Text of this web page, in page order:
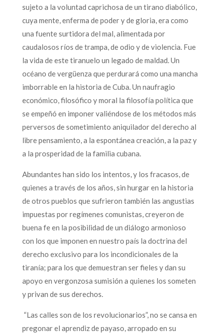
sujeto a la voluntad caprichosa de un tirano diabólico,
cuya mente, enferma de poder y de gloria, era como
una fuente surtidora del mal, alimentada por
caudalosos ríos de trampa, de odio y de violencia. Fue
la vida de este tiranuelo un legado de maldad. Un
océano de vergüenza que perdurará como una mancha
imborrable en la historia de Cuba. Un naufragio
económico, filosófico y moral la filosofía política que
se empeñó en imponer valiéndose de los métodos más
perversos de sometimiento aniquilador del derecho al
libre pensamiento, a la espontánea creación, a la paz y
a la prosperidad de la familia cubana.
Abundantes han sido los intentos, y los fracasos, de
quienes a través de los años, sin hurgar en la historia
de otros pueblos que sufrieron también las angustias
impuestas por regímenes comunistas, creyeron de
buena fe en la posibilidad de un diálogo armonioso
con los que imponen en nuestro país la doctrina del
derecho exclusivo para los incondicionales de la
tiranía; para los que demuestran ser fieles y dan su
apoyo en vergonzosa sumisión a quienes los someten
y privan de sus derechos.
“Las calles son de los revolucionarios”, no se cansa en
pregonar el aprendiz de payaso, arropado en su